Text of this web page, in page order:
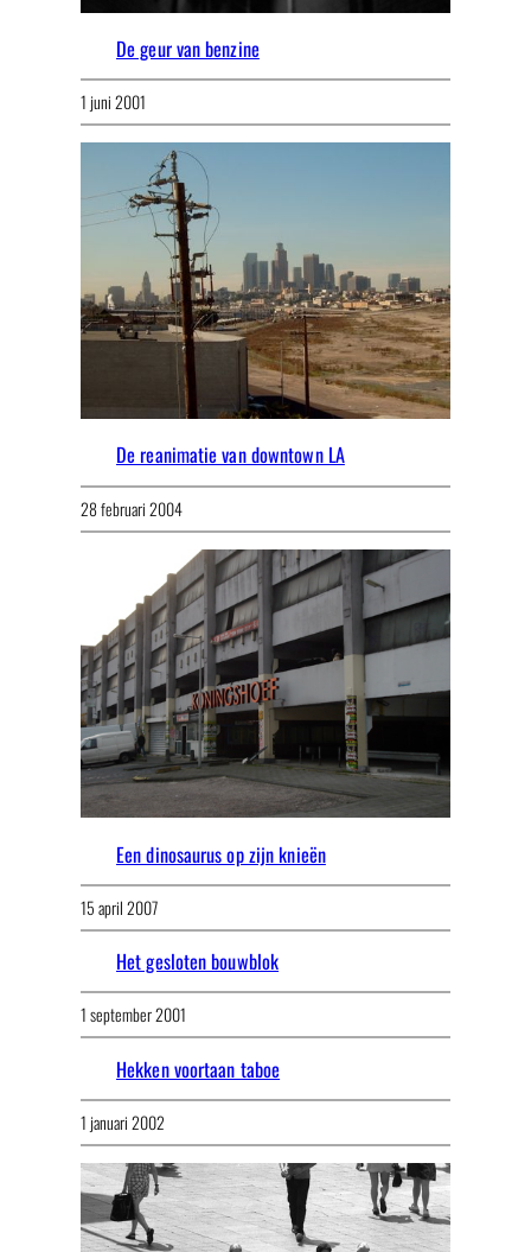
De geur van benzine
1 juni 2001
De reanimatie van downtown LA
28 februari 2004
Een dinosaurus op zijn knieën
15 april 2007
Het gesloten bouwblok
1 september 2001
Hekken voortaan taboe
1 januari 2002